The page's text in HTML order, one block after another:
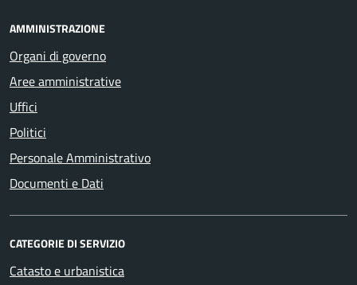
AMMINISTRAZIONE
Organi di governo
Aree amministrative
Uffici
Politici
Personale Amministrativo
Documenti e Dati
CATEGORIE DI SERVIZIO
Catasto e urbanistica